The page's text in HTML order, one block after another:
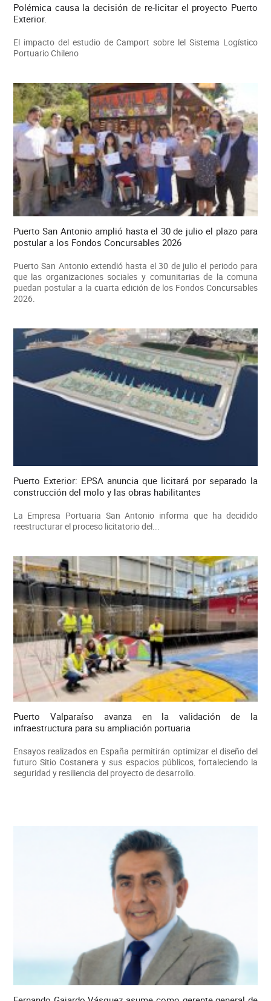
Polémica causa la decisión de re-licitar el proyecto Puerto
Exterior.
El impacto del estudio de Camport sobre lel Sistema Logístico
Portuario Chileno
Puerto San Antonio amplió hasta el 30 de julio el plazo para
postular a los Fondos Concursables 2026
Puerto San Antonio extendió hasta el 30 de julio el periodo para
que las organizaciones sociales y comunitarias de la comuna
puedan postular a la cuarta edición de los Fondos Concursables
2026.
Puerto Exterior: EPSA anuncia que licitará por separado la
construcción del molo y las obras habilitantes
La Empresa Portuaria San Antonio informa que ha decidido
reestructurar el proceso licitatorio del...
Puerto Valparaíso avanza en la validación de la
infraestructura para su ampliación portuaria
Ensayos realizados en España permitirán optimizar el diseño del
futuro Sitio Costanera y sus espacios públicos, fortaleciendo la
seguridad y resiliencia del proyecto de desarrollo.